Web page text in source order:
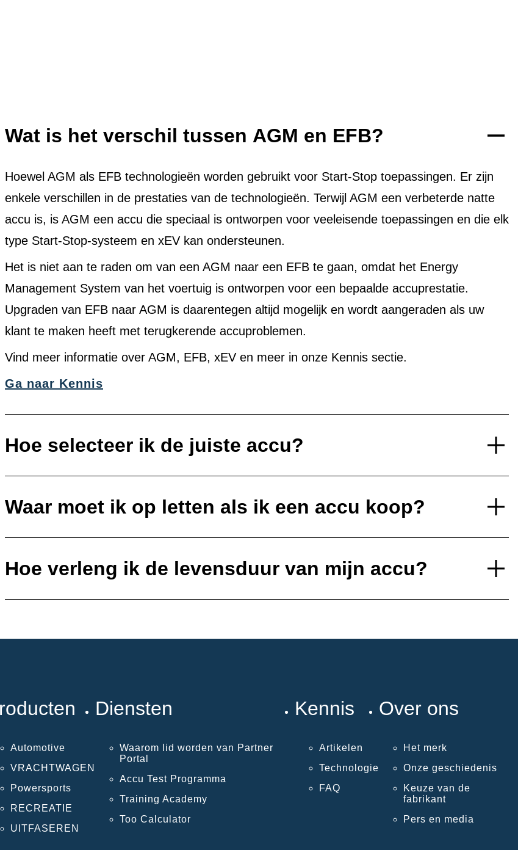
Wat is het verschil tussen AGM en EFB?
Hoewel AGM als EFB technologieën worden gebruikt voor Start-Stop toepassingen. Er zijn
enkele verschillen in de prestaties van de technologieën. Terwijl AGM een verbeterde natte
accu is, is AGM een accu die speciaal is ontworpen voor veeleisende toepassingen en die elk
type Start-Stop-systeem en xEV kan ondersteunen.
Het is niet aan te raden om van een AGM naar een EFB te gaan, omdat het Energy
Management System van het voertuig is ontworpen voor een bepaalde accuprestatie.
Upgraden van EFB naar AGM is daarentegen altijd mogelijk en wordt aangeraden als uw
klant te maken heeft met terugkerende accuproblemen.
Vind meer informatie over AGM, EFB, xEV en meer in onze Kennis sectie.
Ga naar Kennis
Hoe selecteer ik de juiste accu?
Waar moet ik op letten als ik een accu koop?
Hoe verleng ik de levensduur van mijn accu?
Automotive
VRACHTWAGEN
Powersports
RECREATIE
UITFASEREN
Diensten
Waarom lid worden van Partner
Portal
Accu Test Programma
Training Academy
Too Calculator
Kennis
Artikelen
Technologie
FAQ
Over ons
Het merk
Onze geschiedenis
Keuze van de
fabrikant
Pers en media